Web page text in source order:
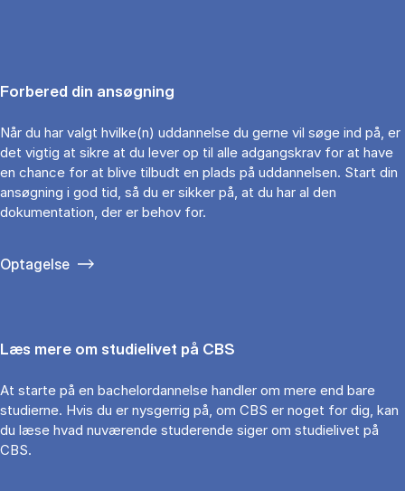
Forbered din ansøgning
Når du har valgt hvilke(n) uddannelse du gerne vil søge ind på, er
det vigtig at sikre at du lever op til alle adgangskrav for at have
en chance for at blive tilbudt en plads på uddannelsen. Start din
ansøgning i god tid, så du er sikker på, at du har al den
dokumentation, der er behov for.
Optagelse
Læs mere om studielivet på CBS
At starte på en bachelordannelse handler om mere end bare
studierne. Hvis du er nysgerrig på, om CBS er noget for dig, kan
du læse hvad nuværende studerende siger om studielivet på
CBS.